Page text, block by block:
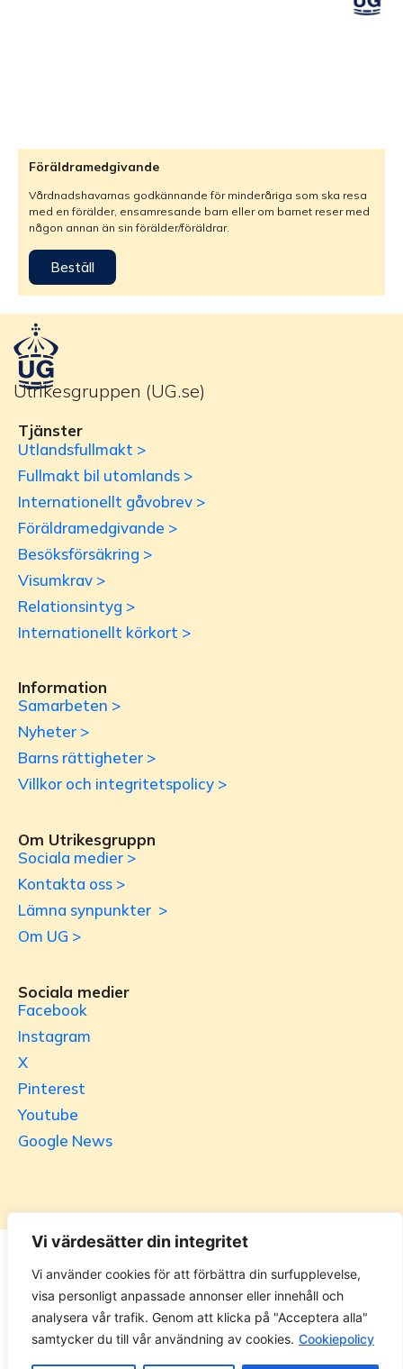
Vi värdesätter din integritet
Vi använder cookies för att förbättra din surfupplevelse,
visa personligt anpassade annonser eller innehåll och
analysera vår trafik. Genom att klicka på "Acceptera alla"
samtycker du till vår användning av cookies. Cookiepolicy
Föräldramedgivande
Vårdnadshavarnas godkännande för minderåriga som ska resa
med en förälder, ensamresande barn eller om barnet reser med
någon annan än sin förälder/föräldrar.
Beställ
Utrikesgruppen (UG.se)
Tjänster
Utlandsfullmakt >
Fullmakt bil utomlands >
Internationellt gåvobrev >
Föräldramedgivande >
Besöksförsäkring >
Visumkrav >
Relationsintyg >
Internationellt körkort >
Information
Samarbeten >
Nyheter >
Barns rättigheter >
Villkor och integritetspolicy >
Om Utrikesgruppn
Sociala medier >
Kontakta oss >
Lämna synpunkter >
Om UG >
Sociala medier
Facebook
Instagram
X
Pinterest
Youtube
Google News
Utrikesgruppen
UG.se – representeras helt i privat regi av Svenska
Utrikesgruppen AB. Materialet på webbplatsen får ej
kopieras utan tillåtelse. Alla priser anges ink. moms. 14